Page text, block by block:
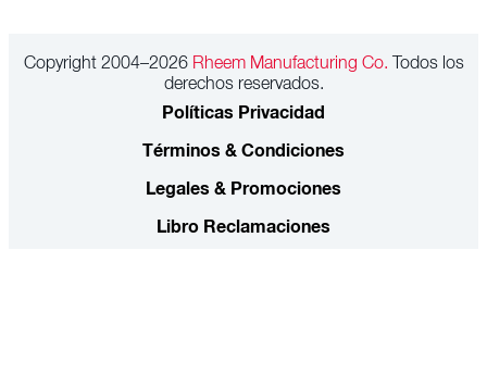
Copyright 2004–2026Rheem Manufacturing Co. Todos los
derechos reservados.
Políticas Privacidad
Términos & Condiciones
Legales & Promociones
Libro Reclamaciones